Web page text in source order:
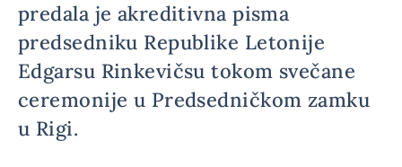
predala je akreditivna pisma
predsedniku Republike Letonije
Edgarsu Rinkevičsu tokom svečane
ceremonije u Predsedničkom zamku
u Rigi.